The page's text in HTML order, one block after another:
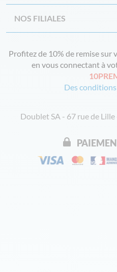
NOS FILIALES
Profitez de 10% de remise sur
en vous connectant à
Des
Doublet SA - 67 rue de